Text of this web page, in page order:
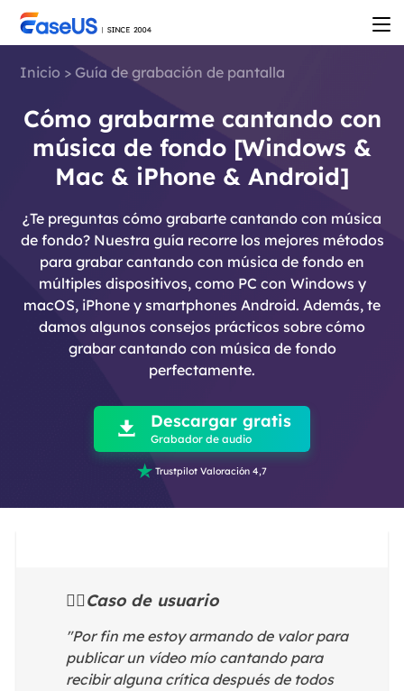
Inicio > Guía de grabación de pantalla
Cómo grabarme cantando con
música de fondo [Windows &
Mac & iPhone & Android]
¿Te preguntas cómo grabarte cantando con música
de fondo? Nuestra guía recorre los mejores métodos
para grabar cantando con música de fondo en
múltiples dispositivos, como PC con Windows y
macOS, iPhone y smartphones Android. Además, te
damos algunos consejos prácticos sobre cómo
grabar cantando con música de fondo
perfectamente.
 Descargar gratis
Grabador de audio
 Trustpilot Valoración 4,7
🙋‍♂️Caso de usuario
"Por fin me estoy armando de valor para
publicar un vídeo mío cantando para
recibir alguna crítica después de todos